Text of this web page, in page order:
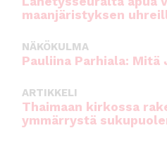
maanjäristyksen
NÄKÖKULMA
Pauliina Parhiala:
ARTIKKELI
Thaimaan kirkossa
ymmärrystä